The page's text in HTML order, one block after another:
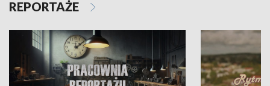
REPORTAŻE